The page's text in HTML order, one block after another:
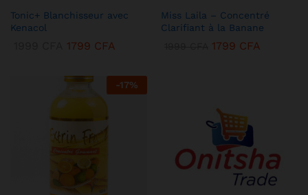
Tonic+ Blanchisseur avec
Kenacol
1799 CFA
Miss Laila – Concentré
Clarifiant à la Banane
1799 CFA
-17%